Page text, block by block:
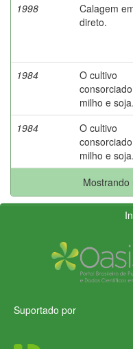
1998
Calagem
direto.
1984
O cultivo
milho e soja.
1984
O cultivo
milho e soja.
Mostrando
Suportado por